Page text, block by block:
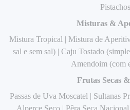
Pistachos
Misturas &
Mistura Tropical | Mistura de
sal e sem sal) | Caju Tostado
Amendoim (com
Frutas Secas
Passas de Uva Moscatel | Sultanas
Alperce Seco | Pêra Seca